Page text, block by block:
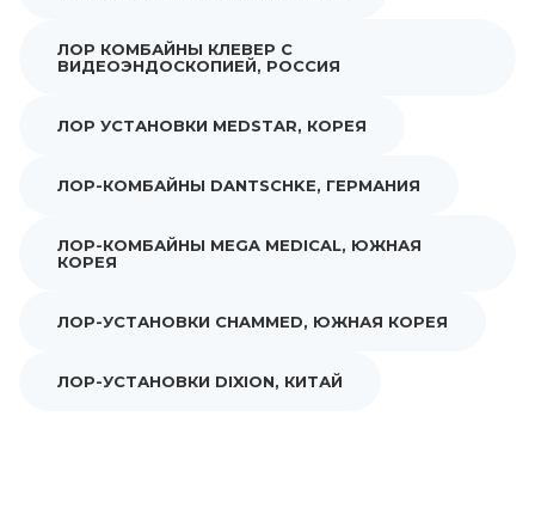
ЛОР КОМБАЙНЫ КЛЕВЕР С
ВИДЕОЭНДОСКОПИЕЙ, РОССИЯ
ЛОР УСТАНОВКИ MEDSTAR, КОРЕЯ
ЛОР-КОМБАЙНЫ DANTSCHKE, ГЕРМАНИЯ
ЛОР-КОМБАЙНЫ MEGA MEDICAL, ЮЖНАЯ
КОРЕЯ
ЛОР-УСТАНОВКИ CHAMMED, ЮЖНАЯ КОРЕЯ
ЛОР-УСТАНОВКИ DIXION, КИТАЙ